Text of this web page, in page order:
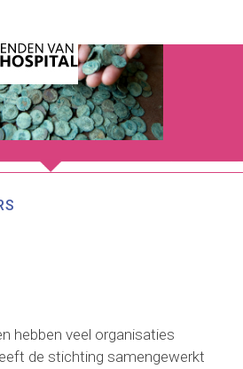
hebben veel organisaties
de stichting samengewerkt